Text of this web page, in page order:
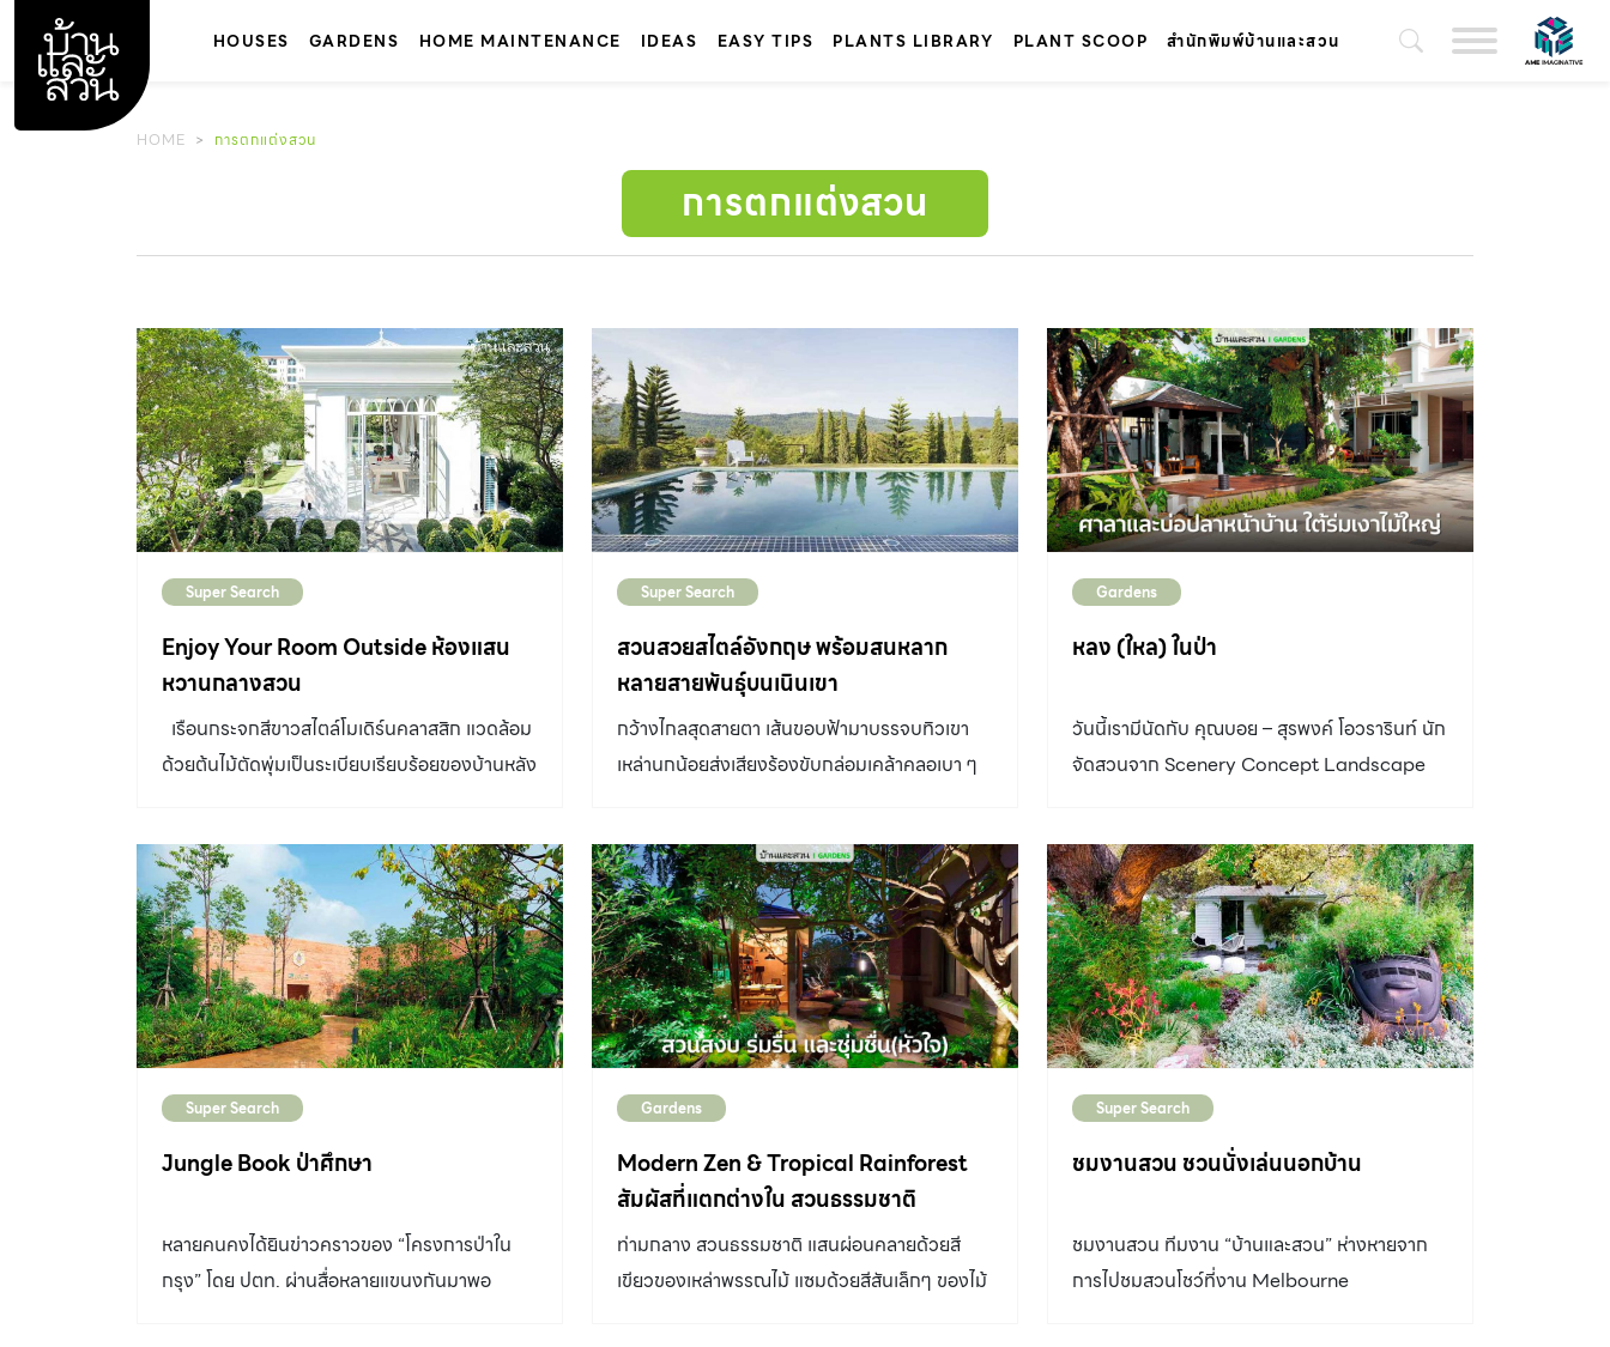
content
HOUSES GARDENS HOME MAINTENANCE IDEAS EASY TIPS PLANTS LIBRARY PLANT SCOOP สำนักพิมพ์บ้านและสวน
HOME การตกแต่งสวน
การตกแต่งสวน
Super Search
Enjoy Your Room Outside ห้องแสน
หวานกลางสวน
เรือนกระจกสีขาวสไตล์โมเดิร์นคลาสสิก แวดล้อม
ด้วยต้นไม้ตัดพุ่มเป็นระเบียบเรียบร้อยของบ้านหลัง
เจ้าของบ้าน เริ่มปลูกบ้านบนที่ดินขนาด 230
ตารางวาที่ซื้อทิ้งไว้หลายปี ตัวบ้านสร้างเกือบเต็ม
พื้นที่ ทำให้ไม่มีสวนหรือส่วนบริการอื่นๆ เลย เขาจึง
ตัดสินใจซื้อที่ดินติดกันอีก 2 แปลงราว 200
ตารางวา “ตอนนั้นที่ดินเป็นที่ว่างหมดเลย เดิม
ตั้งใจว่าจะทำสระว่ายน้ำ แต่พอมานั่งคิดและคุยกับ
แคท (คุณภควดี พะหุโล มัณฑนากรจาก 8
Interior Architect) ว่ามันดูแลยาก เลยเปลี่ยนว่า
จะจัดสวน แคทก็แนะนำ คุณวิทย์ – ศิริวิทย์ ริ้ว
นั่งกินข้าวกันที่เรือนกระจกในสวน เลยคิดว่าแบบนี้
ก็ดูร่มรื่นดีและใช้งานได้ด้วย ถามคุณวิทย์ว่ายก
คอนเซ็ปต์นี้มาใส่ที่บ้านผมได้ไหม เขาก็บอกได้ เดี๋ยว
Super Search
สวนสวยสไตล์อังกฤษ พร้อมสนหลาก
หลายสายพันธุ์บนเนินเขา
กว้างไกลสุดสายตา เส้นขอบฟ้ามาบรรจบทิวเขา
เหล่านกน้อยส่งเสียงร้องขับกล่อมเคล้าคลอเบา ๆ
หยุดนิ่งกับภาพความสวยงามเบื้องหน้าของ สวน
สวยสไตล์อังกฤษ สวนสวยสไตล์อังกฤษ บนเนิน
เขาลูกน้อย ของ คุณบุญศรี สุริย์จามร ในตำบลโป่ง
ตาลอง อำเภอปากช่อง จังหวัดนครราชสีมา ซึ่ง
ออกแบบและจัดสวนโดย คุณศักดิ์ เรืองพร้อม นัก
จัดสวนมากฝีมือ จาก สวนลีลา คุณศักดิ์เล่าถึงที่
มาของการจัดสวนแห่งนี้ให้ฟังว่า “คุณบุญศรีได้
สร้างบ้านพักทรงยุโรปหลังใหม่ และอยากจัดสวนไว้
รอบ ๆ ตัวบ้าน โดยพูดคุยบอกเล่ากับผมอย่าง
คร่าว ๆ คืออยากได้สวนอังกฤษ ปลูกต้นสนหลาย
ๆ ชนิด มองออกไปแล้วยังคงเห็นความงามของวิว
ทิวทัศน์รอบ ๆ ดูแล้วเกิดความผ่อนคลายทาง
Gardens
หลง (ใหล) ในป่า
วันนี้เรามีนัดกับ คุณบอย – สุรพงค์ โอวรารินท์ นัก
จัดสวนจาก Scenery Concept Landscape
เวลานัดหนึ่งชั่วโมงเพื่อสัมผัสความสดชื่นของสวน
ในยามเช้า ประจวบเหมาะกับช่วงเวลานั้นระบบ
รดน้ำอัตโนมัติทำงานพอดี บรรยากาศรอบตัวจึง
เหมือนมีฝนตกพรำๆ อากาศเย็นและชื้น มองเห็น
ละอองน้ำเกาะพราวอยู่ตามใบไม้ การได้อยู่ภายใต้
ร่มเงาของไม้ใหญ่ ฟังเสียงนกร้องคลอไปกับเสียง
น้ำไหล นี่แหละคือสวรรค์ของคนรักธรรมชาติอย่าง
แท้จริง “ผมอยากได้สวนอารมณ์แนวป่าๆ มีต้นไม้
เยอะ ดูเขียวๆ ร่มรื่น เห็นแล้วสบายตา” คุณหมี –
ต่อว่า “น้ำตกกับบ่อปลาเพิ่งมาเพิ่มทีหลัง เนื่องจาก
กังวลว่าตัวเองจะไม่ค่อยมีเวลาดูแลมากนัก เลยขอ
Super Search
Jungle Book ป่าศึกษา
หลายคนคงได้ยินข่าวคราวของ “โครงการป่าใน
กรุง” โดย ปตท. ผ่านสื่อหลายแขนงกันมาพอ
Gardens
Modern Zen & Tropical Rainforest
สัมผัสที่แตกต่างใน สวนธรรมชาติ
ท่ามกลาง สวนธรรมชาติ แสนผ่อนคลายด้วยสี
เขียวของเหล่าพรรณไม้ แซมด้วยสีสันเล็กๆ ของไม้
Super Search
ชมงานสวน ชวนนั่งเล่นนอกบ้าน
ชมงานสวน ทีมงาน “บ้านและสวน” ห่างหายจาก
การไปชมสวนโชว์ที่งาน Melbourne